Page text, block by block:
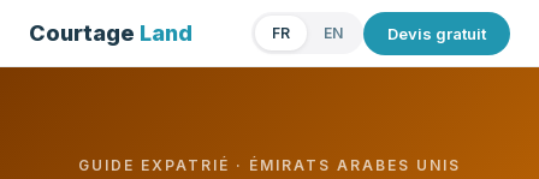
Courtage Land FR EN Devis gratuit
GUIDE EXPATRIÉ · ÉMIRATS ARABES UNIS